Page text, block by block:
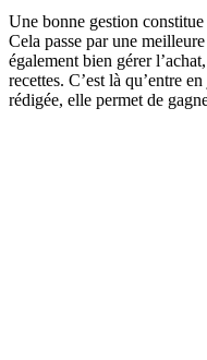
Une bonne gestion
Cela passe par une
également bien gérer
recettes. C’est là qu’entre
rédigée, elle permet de